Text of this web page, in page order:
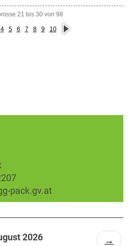
21 bis 30 von 98
4 5 6 7 8 9 10
näc
hste
pack.gv.at
2026 →